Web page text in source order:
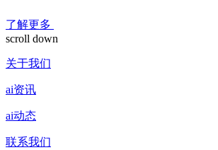
了解更多
scroll down
关于我们
ai资讯
ai动态
联系我们